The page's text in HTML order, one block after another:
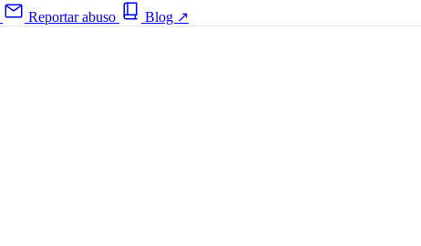
Reportar abuso Blog ↗